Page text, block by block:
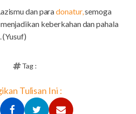
dan paradonatur,semoga
keberkahan dan pahala
(Yusuf)
Tag :
Tulisan Ini :